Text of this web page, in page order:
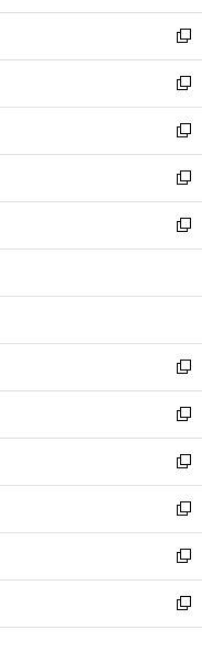
開
く
ウ
で
開
く
ン
ド
ウ
で
開
く
ウ
ィ
ン
ド
ウ
で
開
く
新
し
い
ウ
ィ
ン
ド
ウ
で
開
新
し
い
ウ
ィ
ン
ド
ウ
開
新
し
い
ウ
ィ
ン
ウ
開
く
新
し
い
ウ
ン
ウ
で
開
く
新
し
ウ
ン
ド
ウ
で
開
く
新
し
い
ウ
ィ
ン
ド
ウ
で
開
く
新
し
い
ウ
ィ
ン
ド
ウ
で
開
新
し
い
ウ
ィ
ン
ド
ウ
新
し
い
ウ
ィ
ン
新
し
い
ウ
新
し